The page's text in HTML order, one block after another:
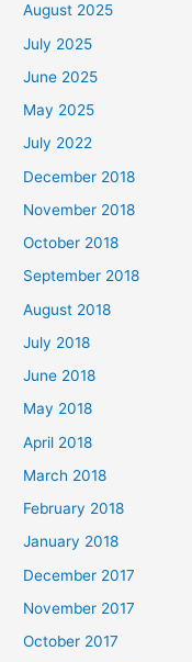
August 2025
July 2025
June 2025
May 2025
July 2022
December 2018
November 2018
October 2018
September 2018
August 2018
July 2018
June 2018
May 2018
April 2018
March 2018
February 2018
January 2018
December 2017
November 2017
October 2017